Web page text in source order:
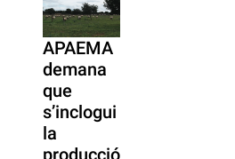
APAEMA
demana
que
s’inclogui
la